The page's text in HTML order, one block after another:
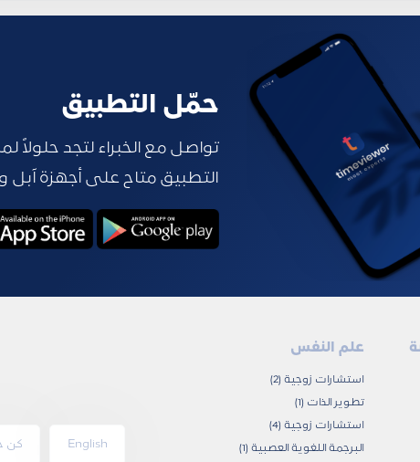
حمّل التطبيق
تواصل مع الخبراء لتجد
التطبيق متاح على أجهزة آبل
علم النفس
استشارات زوجية (2)
تطوير الذات (1)
استشارات زوجية (4)
البرجمة اللغوية العصبية (1) كن English